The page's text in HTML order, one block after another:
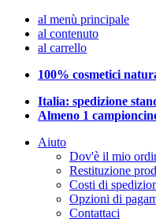
al menù principale
al contenuto
al carrello
100% cosmetici
Italia: spedizione
Almeno 1
Aiuto
Dov'è il mio
Restituzione
Costi di
Opzioni di
Contattaci